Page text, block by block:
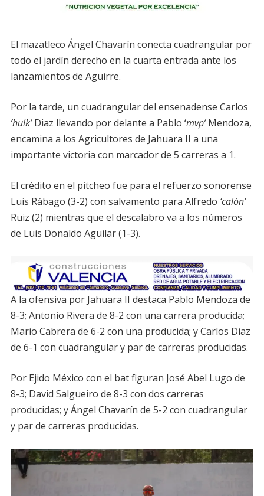
El mazatleco Ángel Chavarín conecta cuadrangular por
todo el jardín derecho en la cuarta entrada ante los
lanzamientos de Aguirre.
Por la tarde, un cuadrangular del ensenadense Carlos
‘hulk’Diaz llevando por delante a Pablo ‘mvp’Mendoza,
encamina a los Agricultores de Jahuara II a una
importante victoria con marcador de 5 carreras a 1.
El crédito en el pitcheo fue para el refuerzo sonorense
Luis Rábago (3-2) con salvamento para Alfredo ‘calón’
Ruiz (2) mientras que el descalabro va a los números
de Luis Donaldo Aguilar (1-3).
A la ofensiva por Jahuara II destaca Pablo Mendoza de
8-3; Antonio Rivera de 8-2 con una carrera producida;
Mario Cabrera de 6-2 con una producida; y Carlos Diaz
de 6-1 con cuadrangular y par de carreras producidas.
Por Ejido México con el bat figuran José Abel Lugo de
8-3; David Salgueiro de 8-3 con dos carreras
producidas; y Ángel Chavarín de 5-2 con cuadrangular
y par de carreras producidas.